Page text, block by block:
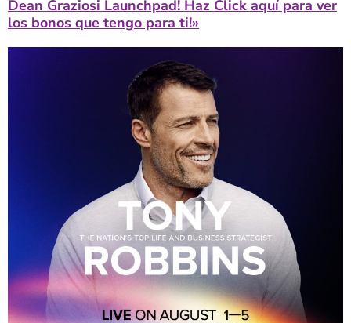
Dean Graziosi Launchpad! Haz Click aquí para ver
los bonos que tengo para ti!»